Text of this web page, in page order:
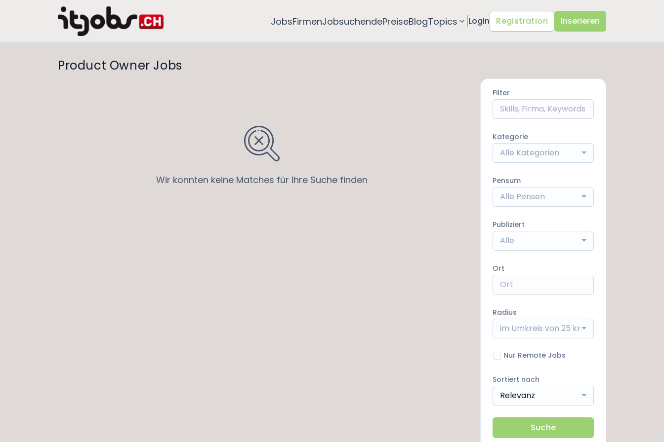
JobsFirmenJobsuchendePreiseBlogTopics Login Registration Inserieren
Product Owner Jobs
Wir konnten keine Matches für Ihre Suche finden
Filter
Kategorie
Alle Kategorien
Pensum
Alle Pensen
Publiziert
Alle
Ort
Radius
im Umkreis von 25 km
Nur Remote Jobs
Sortiert nach
Relevanz
Suche